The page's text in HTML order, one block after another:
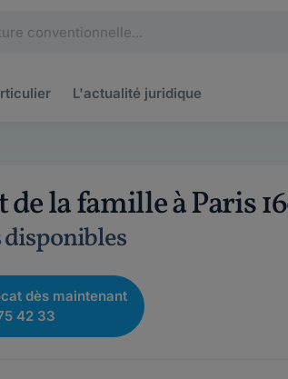
L'actualité juridique
la famille à Paris
disponibles
dès maintenant
42 33